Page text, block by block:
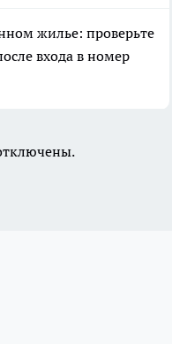
жилье: проверьте
входа в номер